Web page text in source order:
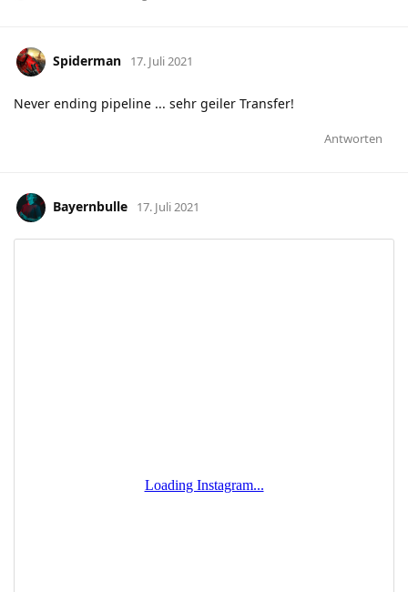
Spiderman 17. Juli 2021
Never ending pipeline ... sehr geiler Transfer!
Antworten
Bayernbulle 17. Juli 2021